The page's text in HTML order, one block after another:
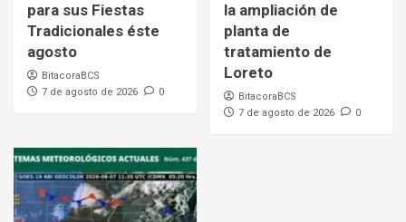
para sus Fiestas
Tradicionales éste
agosto
BitacoraBCS
7 de agosto de 2026
0
la ampliación de
planta de
tratamiento de
Loreto
BitacoraBCS
7 de agosto de 2026
0